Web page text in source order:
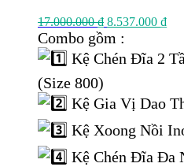
17.000.000₫ Giá
gốc
17.000.000 ₫.
8.537.000 ₫Giá
là:
Combo gồm :
Kệ Chén Đĩa 2
(Size 800)
Kệ Gia Vị Dao
Kệ Xoong Nồi
Kệ Chén Đĩa Đa